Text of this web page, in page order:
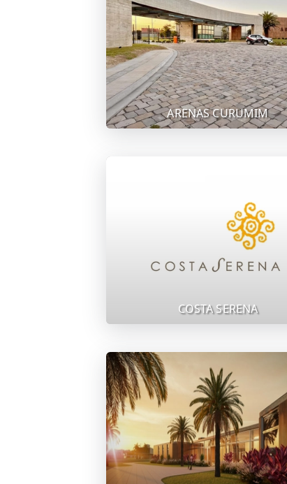
ARENAS CURUMIM
COSTA SERENA